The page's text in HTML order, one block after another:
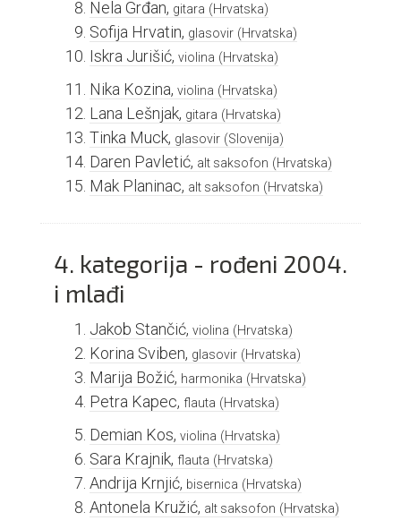
Nela Grđan, gitara (Hrvatska)
Sofija Hrvatin, glasovir (Hrvatska)
Iskra Jurišić, violina (Hrvatska)
Nika Kozina, violina (Hrvatska)
Lana Lešnjak, gitara (Hrvatska)
Tinka Muck, glasovir (Slovenija)
Daren Pavletić, alt saksofon (Hrvatska)
Mak Planinac, alt saksofon (Hrvatska)
4. kategorija - rođeni 2004.
i mlađi
Jakob Stančić, violina (Hrvatska)
Korina Sviben, glasovir (Hrvatska)
Marija Božić, harmonika (Hrvatska)
Petra Kapec, flauta (Hrvatska)
Demian Kos, violina (Hrvatska)
Sara Krajnik, flauta (Hrvatska)
Andrija Krnjić, bisernica (Hrvatska)
Antonela Kružić, alt saksofon (Hrvatska)